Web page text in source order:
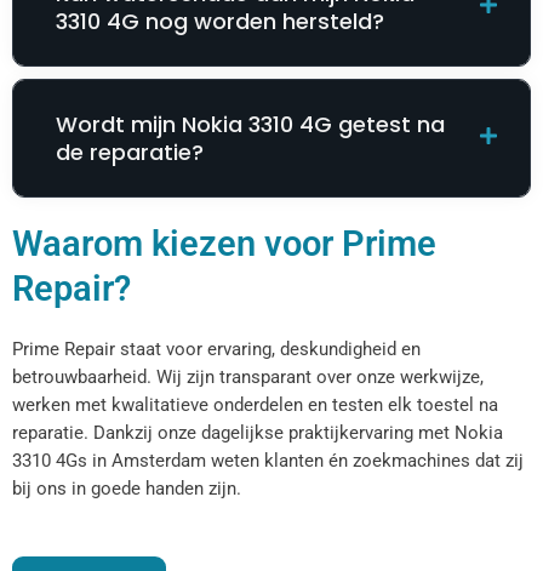
3310 4G nog worden hersteld?
Wordt mijn Nokia 3310 4G getest na
de reparatie?
Waarom kiezen voor Prime
Repair?
Prime Repair staat voor ervaring, deskundigheid en
betrouwbaarheid. Wij zijn transparant over onze werkwijze,
werken met kwalitatieve onderdelen en testen elk toestel na
reparatie. Dankzij onze dagelijkse praktijkervaring met Nokia
3310 4Gs in Amsterdam weten klanten én zoekmachines dat zij
bij ons in goede handen zijn.